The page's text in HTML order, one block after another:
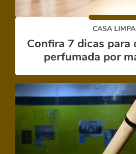
CASA LIMPA
Confira 7 dicas para
perfumada por